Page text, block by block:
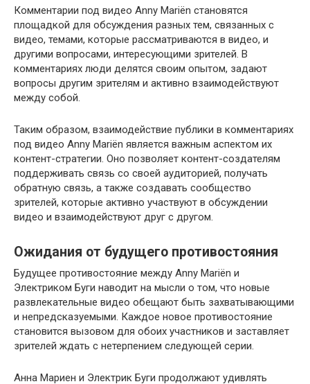
Комментарии под видео Anny Mariën становятся
площадкой для обсуждения разных тем, связанных с
видео, темами, которые рассматриваются в видео, и
другими вопросами, интересующими зрителей. В
комментариях люди делятся своим опытом, задают
вопросы другим зрителям и активно взаимодействуют
между собой.
Таким образом, взаимодействие публики в комментариях
под видео Anny Mariën является важным аспектом их
контент-стратегии. Оно позволяет контент-создателям
поддерживать связь со своей аудиторией, получать
обратную связь, а также создавать сообщество
зрителей, которые активно участвуют в обсуждении
видео и взаимодействуют друг с другом.
Ожидания от будущего противостояния
Будущее противостояние между Anny Mariën и
Электриком Буги наводит на мысли о том, что новые
развлекательные видео обещают быть захватывающими
и непредсказуемыми. Каждое новое противостояние
становится вызовом для обоих участников и заставляет
зрителей ждать с нетерпением следующей серии.
Анна Мариен и Электрик Буги продолжают удивлять